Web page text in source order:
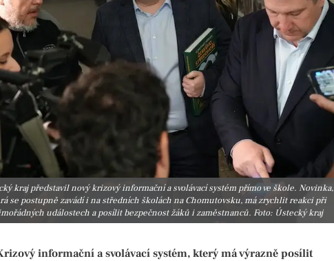
kraj představil nový krizový informační a svolávací systém přímo ve škole. Novinka,
se postupně zavádí i na středních školách na Chomutovsku, má zrychlit reakci při
událostech a posílit bezpečnost žáků i zaměstnanců. Foto: Ústecký kraj
informační a svolávací systém, který má výrazně posílit